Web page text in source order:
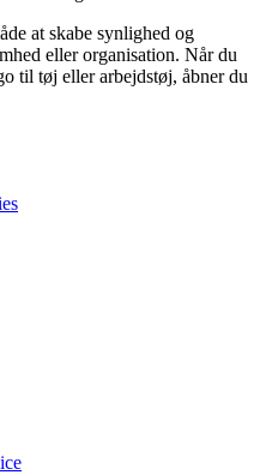
at skabe synlighed og
eller organisation. Når du
til tøj eller arbejdstøj, åbner du